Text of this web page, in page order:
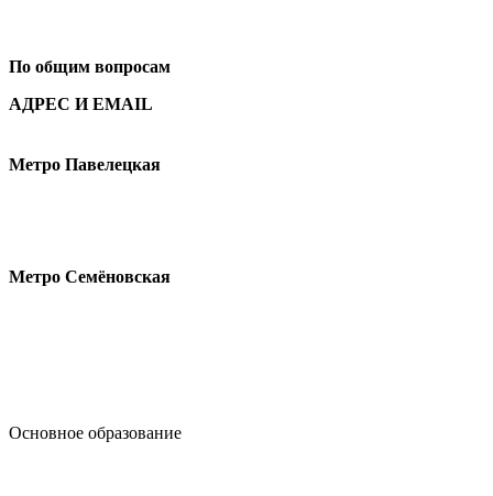
По общим вопросам
АДРЕС И EMAIL
Метро Павелецкая
Метро Семёновская
Основное образование